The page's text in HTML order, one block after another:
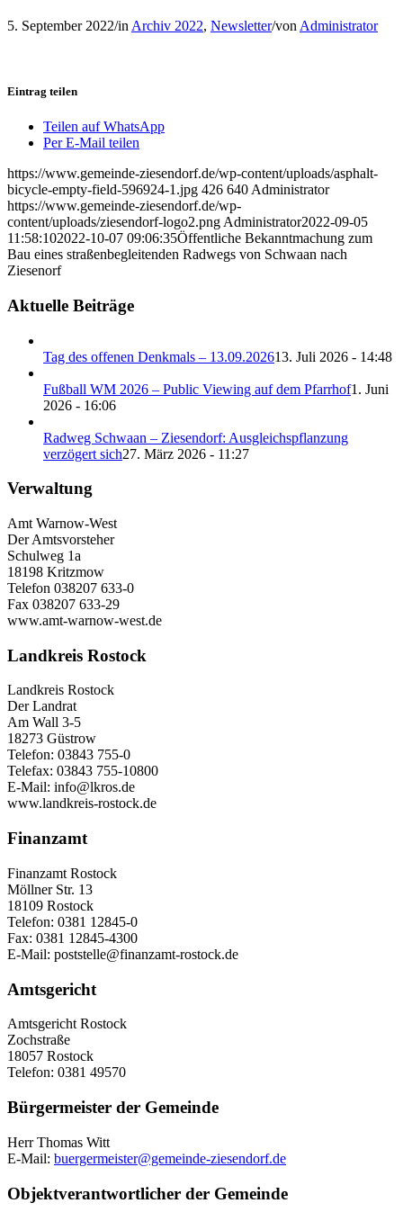
5. September 2022/in Archiv 2022, Newsletter/von Administrator
Eintrag teilen
Teilen auf WhatsApp
Per E-Mail teilen
https://www.gemeinde-ziesendorf.de/wp-content/uploads/asphalt-
bicycle-empty-field-596924-1.jpg 426 640 Administrator
https://www.gemeinde-ziesendorf.de/wp-
content/uploads/ziesendorf-logo2.png Administrator2022-09-05
11:58:102022-10-07 09:06:35Öffentliche Bekanntmachung zum
Bau eines straßenbegleitenden Radwegs von Schwaan nach
Ziesenorf
Aktuelle Beiträge
Tag des offenen Denkmals – 13.09.202613. Juli 2026 - 14:48
Fußball WM 2026 – Public Viewing auf dem Pfarrhof1. Juni
2026 - 16:06
Radweg Schwaan – Ziesendorf: Ausgleichspflanzung
verzögert sich27. März 2026 - 11:27
Verwaltung
Amt Warnow-West
Der Amtsvorsteher
Schulweg 1a
18198 Kritzmow
Telefon 038207 633-0
Fax 038207 633-29
www.amt-warnow-west.de
Landkreis Rostock
Landkreis Rostock
Der Landrat
Am Wall 3-5
18273 Güstrow
Telefon: 03843 755-0
Telefax: 03843 755-10800
E-Mail: info@lkros.de
www.landkreis-rostock.de
Finanzamt
Finanzamt Rostock
Möllner Str. 13
18109 Rostock
Telefon: 0381 12845-0
Fax: 0381 12845-4300
E-Mail: poststelle@finanzamt-rostock.de
Amtsgericht
Amtsgericht Rostock
Zochstraße
18057 Rostock
Telefon: 0381 49570
Bürgermeister der Gemeinde
Herr Thomas Witt
E-Mail: buergermeister@gemeinde-ziesendorf.de
Objektverantwortlicher der Gemeinde